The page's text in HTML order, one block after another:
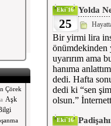
Çörek
Aşk
Eki`16
25
Yolda
Bir yirmi lira
önümdekinden
uyarırım ama
hanıma
dedi. Hafta
dedi ki “sen
olsun.”
Eki`16